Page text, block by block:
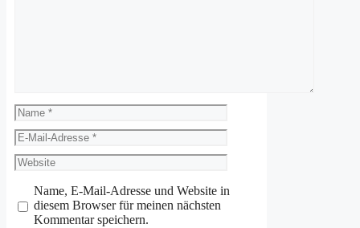
Name
E-
Mail-
Adresse
Website
Name, E-Mail-Adresse und Website in
diesem Browser für meinen nächsten
Kommentar speichern.